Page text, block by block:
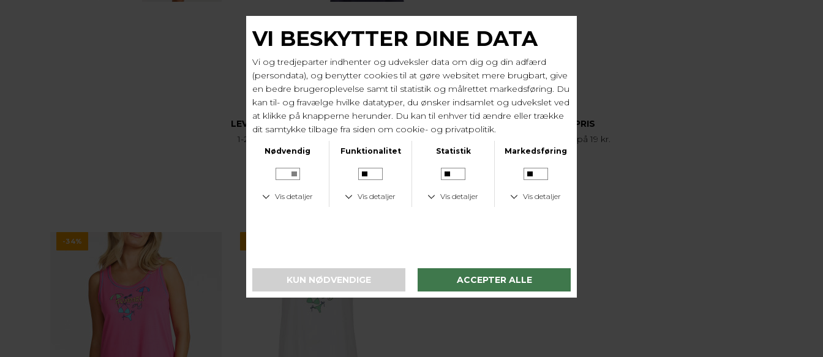
LEVERINGSTID
1-2 hverdage
KUNDESERVICE
Tlf. 24 59 87 63
LAV FRAGTPRIS
Fast lav fragtpris på 19 kr.
I samme serie
-34%